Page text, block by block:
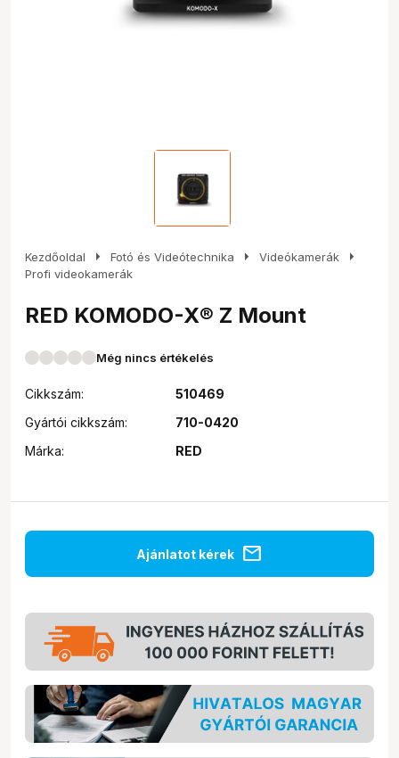
Kezdőoldal arrow_right Fotó és Videótechnika arrow_right Videókamerák arrow_right
Profi videokamerák
RED KOMODO-X® Z Mount
Még nincs értékelés
Cikkszám:
510469
Gyártói cikkszám:
710-0420
Márka:
RED
Ajánlatot kérek mail